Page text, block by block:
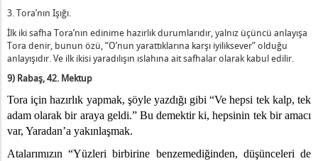
3. Tora’nın Işığı.
İlk iki safha Tora’nın edinime hazırlık durumlarıdır, yalnız üçüncü anlayışa
Tora denir, bunun özü, “O’nun yarattıklarına karşı iyiliksever” olduğu
anlayışıdır. Ve ilk ikisi yaradılışın ıslahına ait safhalar olarak kabul edilir.
9) Rabaş, 42. Mektup
Tora için hazırlık yapmak, şöyle yazdığı gibi “Ve hepsi tek kalp, tek
adam olarak bir araya geldi.” Bu demektir ki, hepsinin tek bir amacı
var, Yaradan’a yakınlaşmak.
Atalarımızın “Yüzleri birbirine benzemediğinden, düşünceleri de